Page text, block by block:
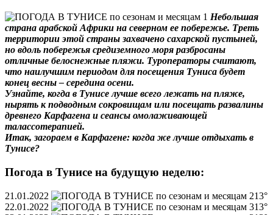
Небольшая
страна арабской Африки на северном ее побережье. Треть
территории этой страны захвачено сахарской пустыней,
но вдоль побережья средиземного моря разбросаны
отличные белоснежные пляжи. Туроператоры считают,
что наилучшим периодом для посещения Туниса будет
конец весны – середина осени.
Узнайте, когда в Тунисе лучше всего лежать на пляже,
нырять к подводным сокровищам или посещать развалины
древнего Карфагена и сеансы омолаживающей
талассотерапией.
Итак, загораем в Карфагене: когда же лучше отдыхать в
Тунисе?
Погода в Тунисе на будущую неделю:
21.01.2022
13°
22.01.2022
13°